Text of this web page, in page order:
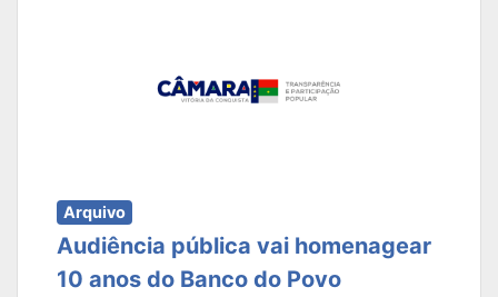
Arquivo
Audiência pública vai homenagear
10 anos do Banco do Povo